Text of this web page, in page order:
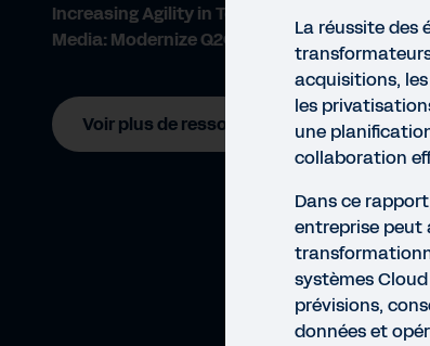
Increasing Agility in Tech and
Media: Modernize Q2C
Voir plus de ressources
La réussite des
acquisitions,
les
une
collaboration
Dans ce
entreprise peut
systèmes
prévisions,
données et